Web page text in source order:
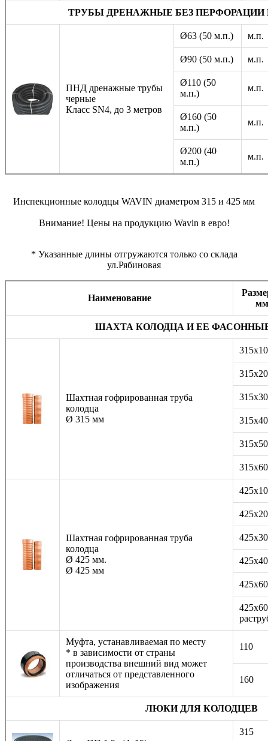
ТРУБЫ ДРЕНАЖНЫЕ БЕЗ ПЕРФОРАЦИИ
ПНД дренажные трубы
черные
Класс SN4, до 3 метров
Ø63 (50 м.п.) м.п.
Ø90 (50 м.п.) м.п.
Ø110 (50
м.п.)
м.п.
Ø160 (50
м.п.)
м.п.
Ø200 (40
м.п.)
м.п.
Инспекционные колодцы WAVIN диаметром 315 и 425 мм
Внимание! Цены на продукцию Wavin в евро!
* Указанные длины отгружаются только со склада
ул.Рябиновая
Наименование
мм
ШАХТА КОЛОДЦА И ЕЕ
Шахтная гофрированная труба
колодца
Ø 315 мм
Шахтная гофрированная труба
колодца
Ø 425 мм.
Ø 425 мм
Муфта, устанавливаемая по месту
* в зависимости от страны
производства внешний вид может
отличаться от представленного
изображения
110
160
ЛЮКИ ДЛЯ КОЛОДЦЕВ
315